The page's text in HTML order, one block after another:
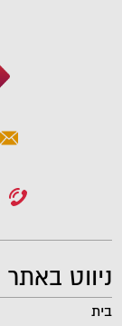
ניווט באתר
בית